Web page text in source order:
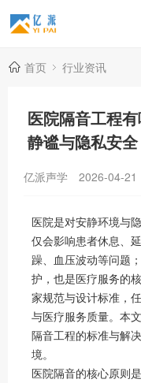
首页 行业资讯
医院隔音工程
静谧与隐私安全
亿派声学 2026-04-21
医院是对安静环境与
仅会影响患者休息、
躁、血压波动等问题
护，也是医疗服务的
家规范与设计标准，
与医疗服务质量。本
隔音工程的标准与解
境。
医院隔音的核心原则